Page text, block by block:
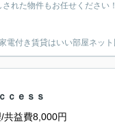
れた物件もお任せください！
電付き賃貸はいい部屋ネッ
ｃｅｓｓ
共益費8,000円